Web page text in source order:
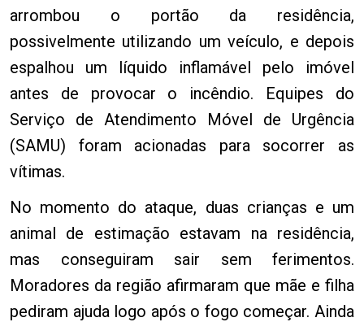
arrombou o portão da residência,
possivelmente utilizando um veículo, e depois
espalhou um líquido inflamável pelo imóvel
antes de provocar o incêndio. Equipes do
Serviço de Atendimento Móvel de Urgência
(SAMU) foram acionadas para socorrer as
vítimas.
No momento do ataque, duas crianças e um
animal de estimação estavam na residência,
mas conseguiram sair sem ferimentos.
Moradores da região afirmaram que mãe e filha
pediram ajuda logo após o fogo começar. Ainda